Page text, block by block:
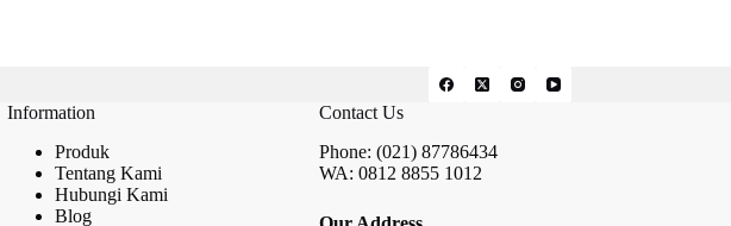
Information
Produk
Tentang Kami
Hubungi Kami
Blog
Contact Us
Phone: (021) 87786434
WA: 0812 8855 1012